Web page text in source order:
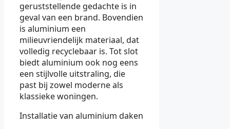
geruststellende gedachte is in
geval van een brand. Bovendien
is aluminium een
milieuvriendelijk materiaal, dat
volledig recyclebaar is. Tot slot
biedt aluminium ook nog eens
een stijlvolle uitstraling, die
past bij zowel moderne als
klassieke woningen.
Installatie van aluminium daken